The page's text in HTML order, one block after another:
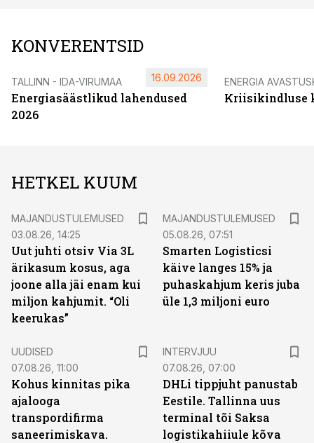
KONVERENTSID
TALLINN - IDA-VIRUMAA
Energiasäästlikud lahendused
2026
16.09.2026 ENERGIA
Kriisikindluse
HETKEL KUUM
MAJANDUSTULEMUSED
03.08.26, 14:25
Uut juhti otsiv Via 3L
ärikasum kosus, aga
joone alla jäi enam kui
miljon kahjumit. “Oli
keerukas”
MAJANDUSTULEMUSED
05.08.26, 07:51
Smarten Logisticsi
käive langes 15% ja
puhaskahjum keris juba
üle 1,3 miljoni euro
UUDISED
07.08.26, 11:00
Kohus kinnitas pika
ajalooga
transpordifirma
saneerimiskava.
INTERVJUU
07.08.26, 07:00
DHLi tippjuht panustab
Eestile. Tallinna uus
terminal tõi Saksa
logistikahiiule kõva